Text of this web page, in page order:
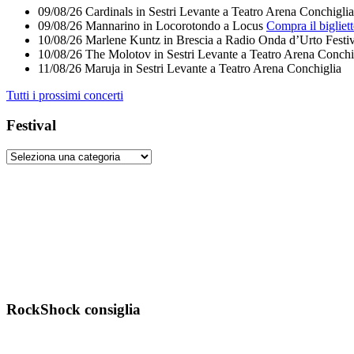
09/08/26 Cardinals in Sestri Levante a Teatro Arena Conchiglia
09/08/26 Mannarino in Locorotondo a Locus Compra il
10/08/26 Marlene Kuntz in Brescia a Radio Onda d’Urto
10/08/26 The Molotov in Sestri Levante a Teatro Arena
11/08/26 Maruja in Sestri Levante a Teatro Arena Conchiglia
Tutti i prossimi concerti
Festival
RockShock consiglia